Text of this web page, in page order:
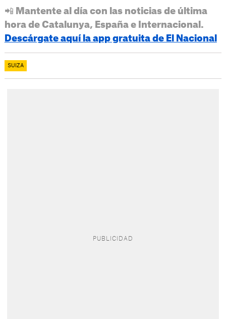
📲 Mantente al día con las noticias de última
hora de Catalunya, España e Internacional.
Descárgate aquí la app gratuita de El Nacional
SUIZA